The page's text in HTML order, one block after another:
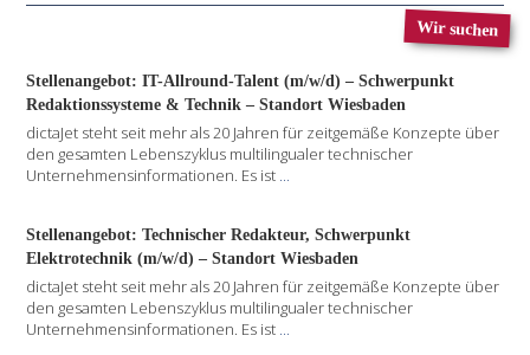
Wir suchen
Stellenangebot: IT-Allround-Talent (m/w/d) – Schwerpunkt
Redaktionssysteme & Technik – Standort Wiesbaden
dictaJet steht seit mehr als 20 Jahren für zeitgemäße Konzepte über
den gesamten Lebenszyklus multilingualer technischer
Unternehmensinformationen. Es ist ...
Stellenangebot: Technischer Redakteur, Schwerpunkt
Elektrotechnik (m/w/d) – Standort Wiesbaden
dictaJet steht seit mehr als 20 Jahren für zeitgemäße Konzepte über
den gesamten Lebenszyklus multilingualer technischer
Unternehmensinformationen. Es ist ...